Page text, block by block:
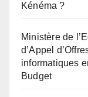
Kénéma ?
Ministère de
d’Appel
informatiques
Budget